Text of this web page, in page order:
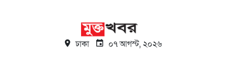
ঢাকা ০৭ আগস্ট, ২০২৬